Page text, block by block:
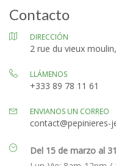
Contacto
DIRECCIÓN
2 rue du vieux
LLÁMENOS
+333 89 78 11 61
ENVIANOS UN CORREO
contact@pepinieres-
Del 15 de marzo al